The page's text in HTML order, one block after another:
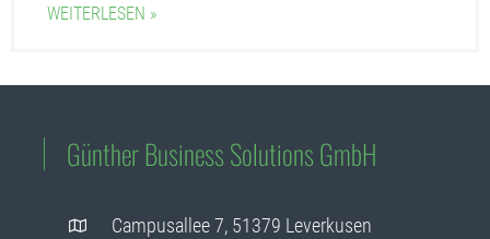
WEITERLESEN »
Günther Business Solutions GmbH
Campusallee 7, 51379 Leverkusen